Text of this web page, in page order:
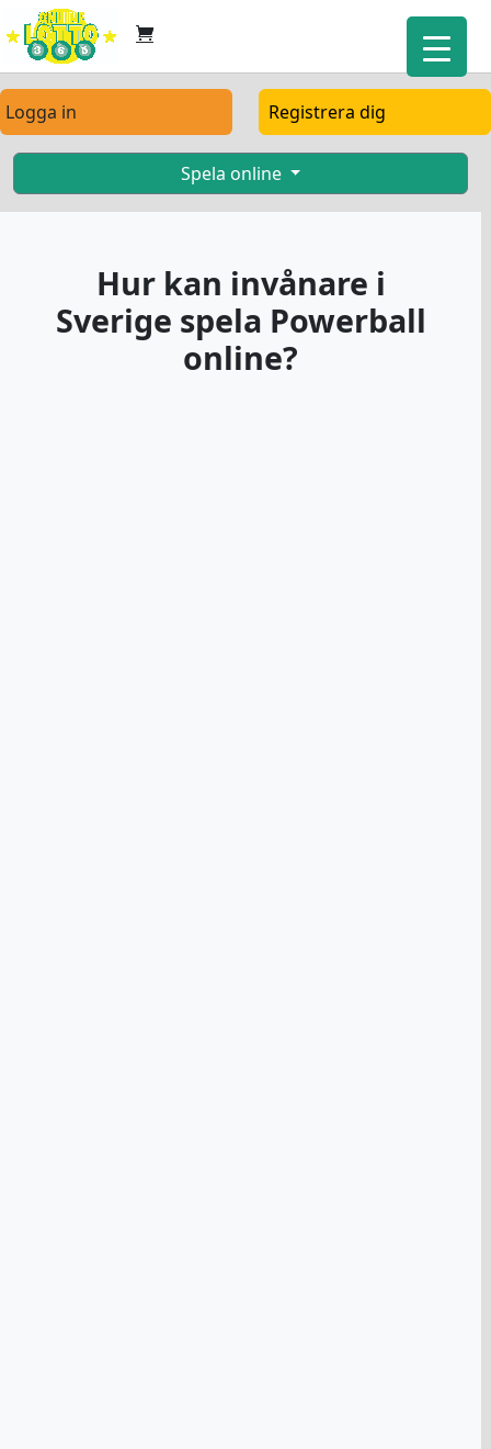
Logga in Registrera dig
Spela online
Hur kan invånare i
Sverige spela Powerball
online?